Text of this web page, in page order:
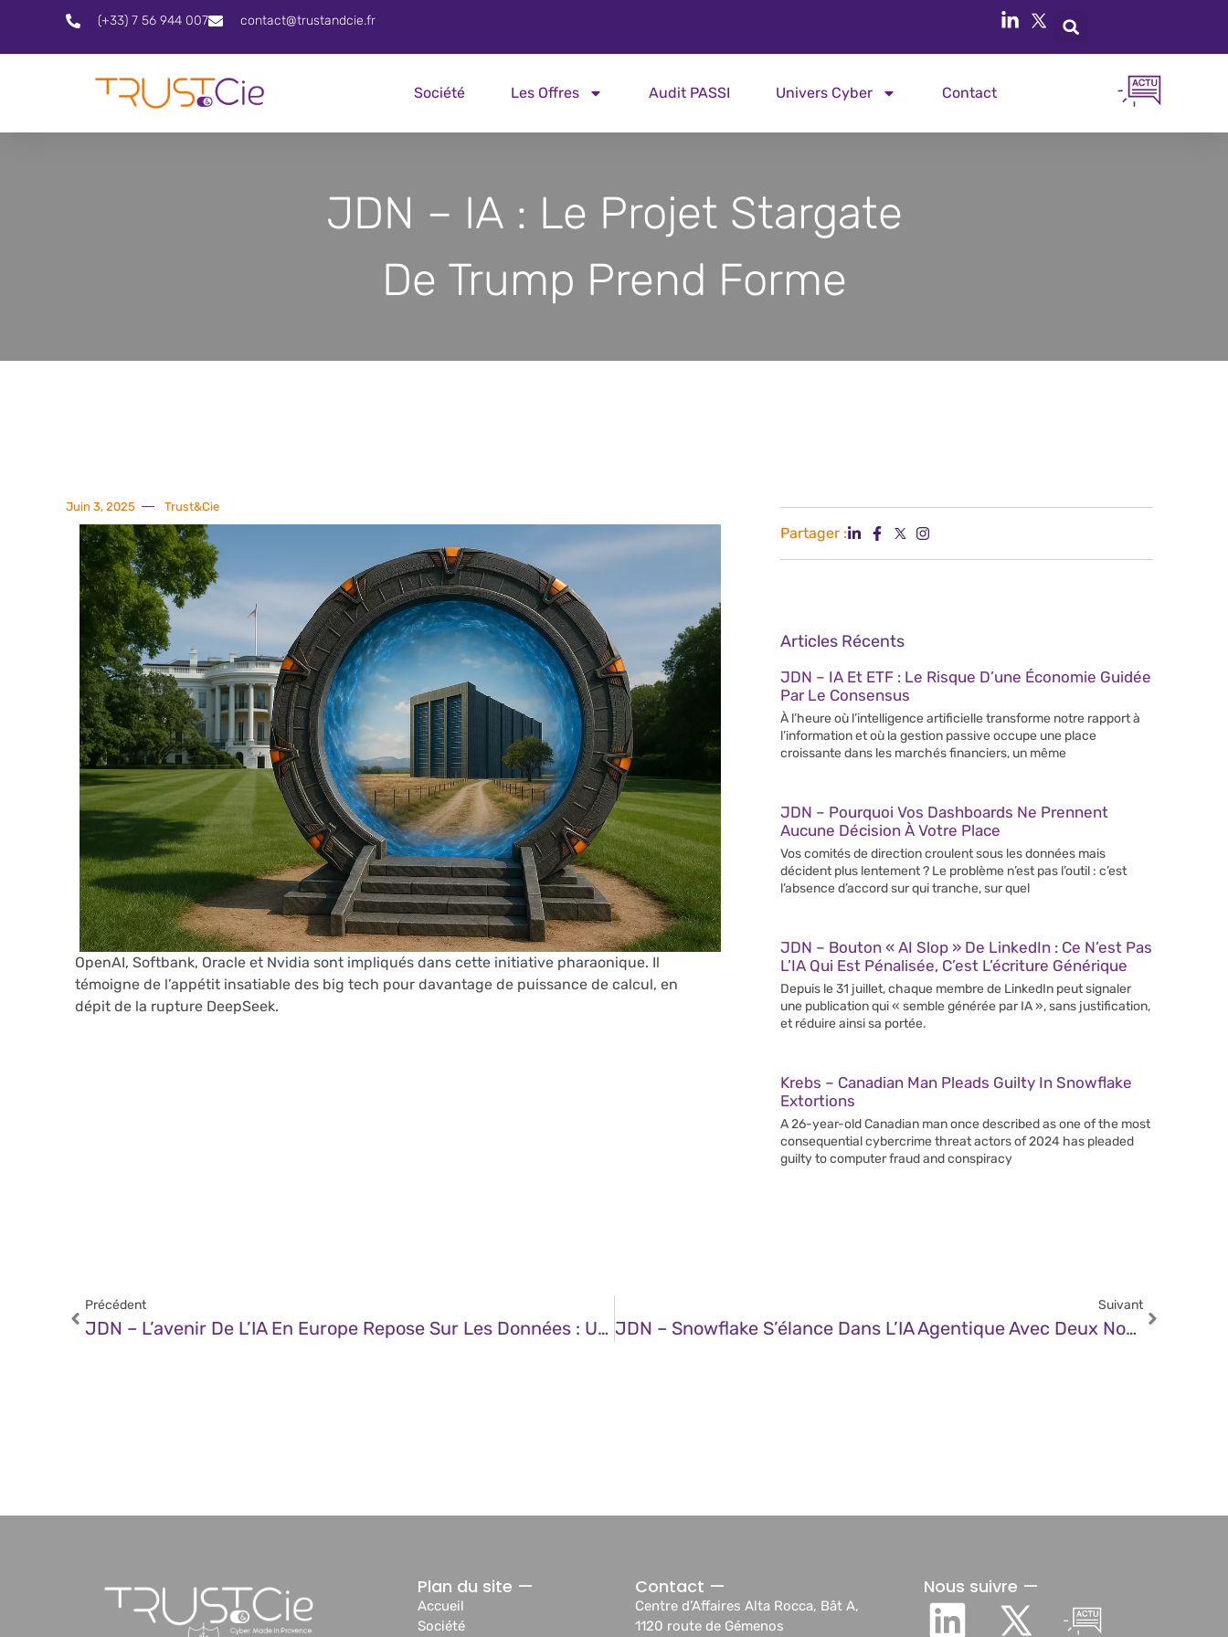
(+33) 7 56 944 007 contact@trustandcie.fr
Société Les Offres Audit PASSI Univers Cyber Contact
JDN – IA : Le Projet Stargate
De Trump Prend Forme
Juin 3, 2025 Trust&Cie
OpenAI, Softbank, Oracle et Nvidia sont impliqués dans cette initiative pharaonique. Il
témoigne de l’appétit insatiable des big tech pour davantage de puissance de calcul, en
dépit de la rupture DeepSeek.
Partager :
Articles Récents
JDN – IA Et ETF : Le Risque D’une Économie Guidée
Par Le Consensus
À l’heure où l’intelligence artificielle transforme notre rapport à
l’information et où la gestion passive occupe une place
croissante dans les marchés financiers, un même
JDN – Pourquoi Vos Dashboards Ne Prennent
Aucune Décision À Votre Place
Vos comités de direction croulent sous les données mais
décident plus lentement ? Le problème n’est pas l’outil : c’est
l’absence d’accord sur qui tranche, sur quel
JDN – Bouton « AI Slop » De LinkedIn : Ce N’est Pas
L’IA Qui Est Pénalisée, C’est L’écriture Générique
Depuis le 31 juillet, chaque membre de LinkedIn peut signaler
une publication qui « semble générée par IA », sans justification,
et réduire ainsi sa portée.
Krebs – Canadian Man Pleads Guilty In Snowflake
Extortions
A 26-year-old Canadian man once described as one of the most
consequential cybercrime threat actors of 2024 has pleaded
guilty to computer fraud and conspiracy
Précédent
JDN – L’avenir De L’IA En Europe Repose Sur Les Données : Un Appel À Une Gouvernance Plus Forte Et À Davantage D’investissement Dans Les Compétences
Suivant
JDN – Snowflake S’élance Dans L’IA Agentique Avec Deux Nouveautés
Plan du site —
Accueil
Société
Contact —
Centre d’Affaires Alta Rocca, Bât A,
1120 route de Gémenos
Nous suivre —